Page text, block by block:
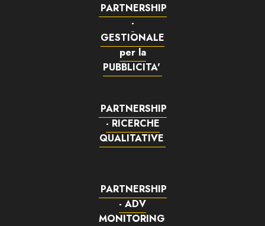
PARTNERSHIP
-
GESTIONALE
per la
PUBBLICITA'
PARTNERSHIP
- RICERCHE
QUALITATIVE
PARTNERSHIP
- ADV
MONITORING